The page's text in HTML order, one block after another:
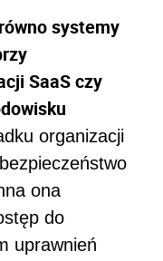
systemy
SaaS czy
organizacji
ona
do
uprawnień